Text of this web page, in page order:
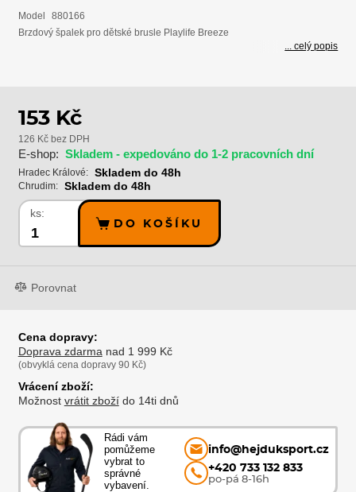
Model
880166
Brzdový špalek pro dětské brusle Playlife Breeze
... celý popis
153 Kč
126 Kč bez DPH
E-shop: Skladem - expedováno do 1-2 pracovních dní
Hradec Králové: Skladem do 48h
Chrudim: Skladem do 48h
ks:
DO KOŠÍKU
Porovnat
Cena dopravy:
Doprava zdarma nad 1 999 Kč
(obvyklá cena dopravy 90 Kč)
Vrácení zboží:
Možnost vrátit zbožído 14ti dnů
Rádi vám
pomůžeme
vybrat to
správné
vybavení.
info@hejduksport.cz
+420 733 132 833
po-pá 8-16h